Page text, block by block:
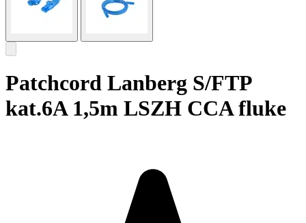
Patchcord Lanberg S/FTP
kat.6A 1,5m LSZH CCA fluke